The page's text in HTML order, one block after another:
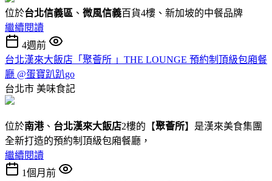
位於台北信義區 、 微風信義百貨4樓、新加坡的中餐品牌
繼續閱讀
4週前
台北漢來大飯店「聚薈所 」THE LOUNGE 預約制頂級包廂餐
廳 @蛋寶趴趴go
台北市 美味食記
位於南港、 台北漢來大飯店2樓的【聚薈所】是漢來美食集團
全新打造的預約制頂級包廂餐廳，
繼續閱讀
1個月前